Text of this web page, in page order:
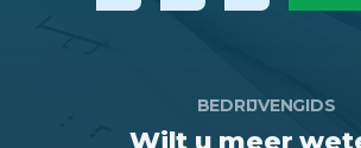
BEDRIJVENGIDS
Wilt u meer